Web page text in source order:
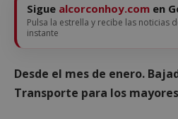
Sigue alcorconhoy.com en
Pulsa la estrella y recibe las noticias
instante
Desde el mes de enero.
Transporte para los